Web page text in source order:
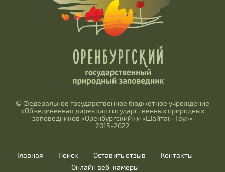
© Федеральное государственное бюджетное учреждение
«Объединенная дирекция государственных природных
заповедников «Оренбургский» и «Шайтан-Тау»»
2015-2022
Главная Поиск Оставить отзыв
Контакты
Онлайн веб-камеры